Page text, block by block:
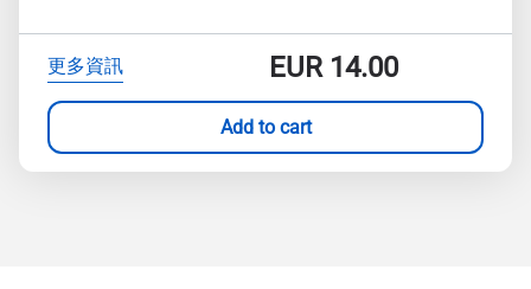
更多資訊 EUR14.00
Add to cart